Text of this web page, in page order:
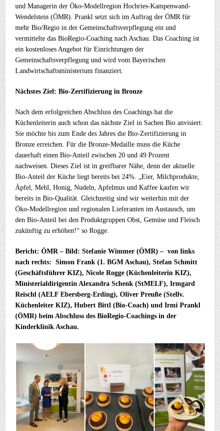
und Managerin der Öko-Modellregion Hochries-Kampenwand-
Wendelstein (ÖMR). Prankl setzt sich im Auftrag der ÖMR für
mehr Bio/Regio in der Gemeinschaftsverpflegung ein und
vermittelte das BioRegio-Coaching nach Aschau. Das Coaching ist
ein kostenloses Angebot für Einrichtungen der
Gemeinschaftsverpflegung und wird vom Bayerischen
Landwirtschaftsministerium finanziert.
Nächstes Ziel: Bio-Zertifizierung in Bronze
Nach dem erfolgreichen Abschluss des Coachings hat die
Küchenleiterin auch schon das nächste Ziel in Sachen Bio anvisiert:
Sie möchte bis zum Ende des Jahres die Bio-Zertifizierung in
Bronze erreichen. Für die Bronze-Medaille muss die Küche
dauerhaft einen Bio-Anteil zwischen 20 und 49 Prozent
nachweisen. Dieses Ziel ist in greifbarer Nähe, denn der aktuelle
Bio-Anteil der Küche liegt bereits bei 24%. „Eier, Milchprodukte,
Äpfel, Mehl, Honig, Nudeln, Apfelmus und Kaffee kaufen wir
bereits in Bio-Qualität. Gleichzeitig sind wir weiterhin mit der
Öko-Modellregion und regionalen Lieferanten im Austausch, um
den Bio-Anteil bei den Produktgruppen Obst, Gemüse und Fleisch
zukünftig zu erhöhen!“ so Rogge.
Bericht: ÖMR – Bild: Stefanie Wimmer (ÖMR) – von links
nach rechts: Simon Frank (1. BGM Aschau), Stefan Schmitt
(Geschäftsführer KIZ), Nicole Rogge (Küchenleiterin KIZ),
Ministerialdirigentin Alexandra Schenk (StMELF), Irmgard
Reischl (AELF Ebersberg-Erding), Oliver Preuße (Stellv.
Küchenleiter KIZ), Hubert Bittl (Bio-Coach) und Irmi Prankl
(ÖMR) beim Abschluss des BioRegio-Coachings in der
Kinderklinik Aschau.